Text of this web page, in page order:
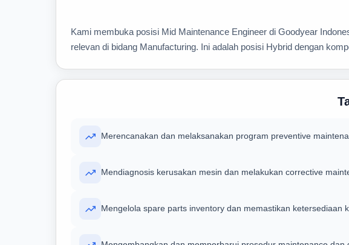
Kami membuka posisi Mid Maintenance Engineer di Goodyear
relevan di bidang Manufacturing. Ini adalah posisi Hybrid dengan
Merencanakan dan melaksanakan program preventive
Mendiagnosis kerusakan mesin dan melakukan corrective
Mengelola spare parts inventory dan memastikan ketersediaan